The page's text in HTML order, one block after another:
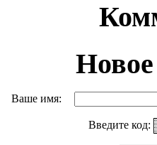
Ваше имя:
Введите код: